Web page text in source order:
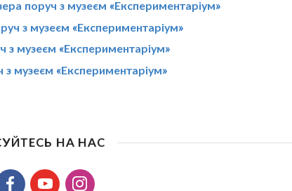
поруч з музеєм «Експериментаріум»
з музеєм «Експериментаріум»
з музеєм «Експериментаріум»
з музеєм «Експериментаріум»
НА НАС